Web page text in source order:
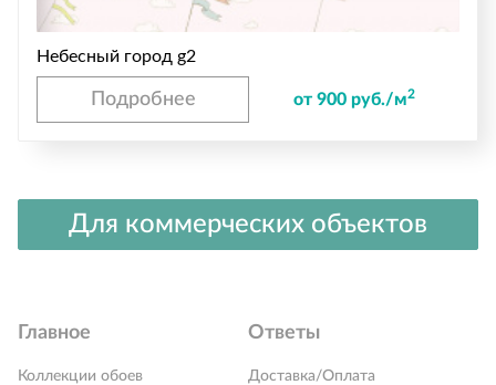
Небесный город g2
Подробнее от 900 руб./м2
Для коммерческих объектов
Главное
Коллекции обоев
Ответы
Доставка/Оплата